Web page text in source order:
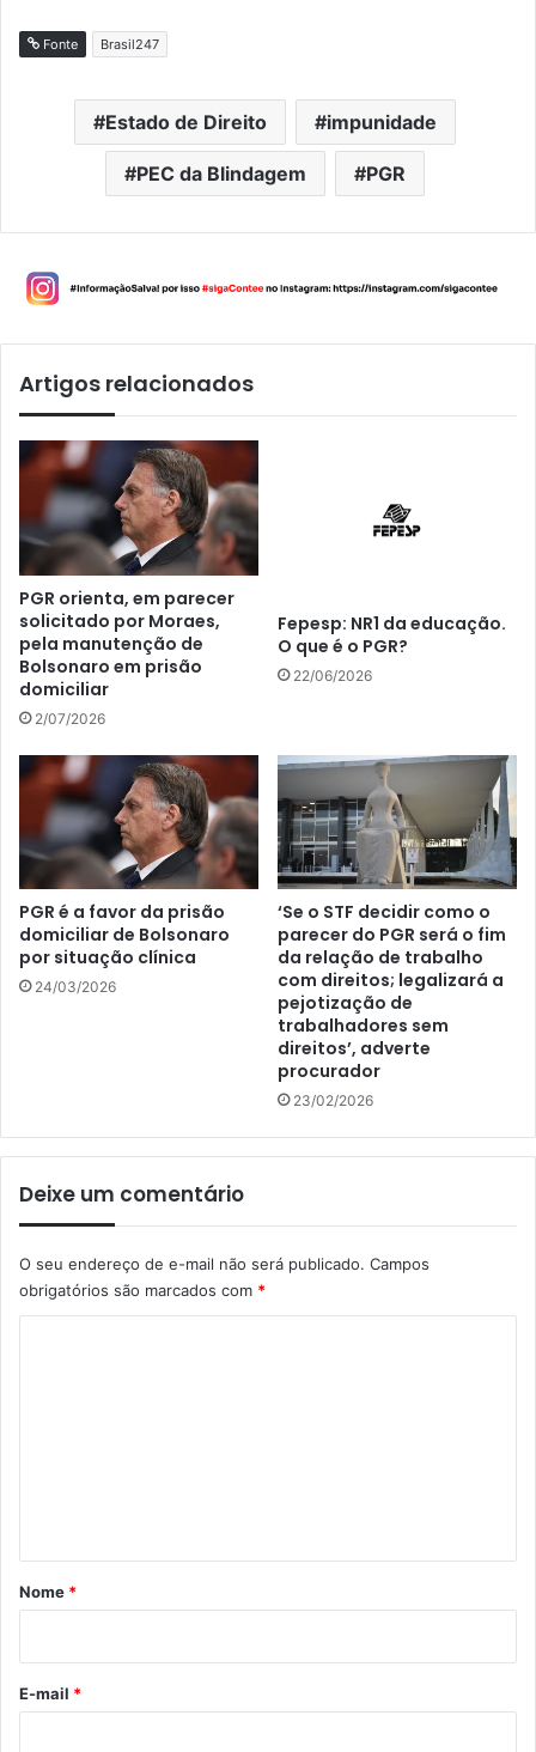
Fonte Brasil247
Estado de Direito impunidade
PEC da Blindagem PGR
Artigos relacionados
PGR orienta, em parecer
solicitado por Moraes,
pela manutenção de
Bolsonaro em prisão
domiciliar
2/07/2026
Fepesp: NR1 da educação.
O que é o PGR?
22/06/2026
PGR é a favor da prisão
domiciliar de Bolsonaro
por situação clínica
24/03/2026
‘Se o STF decidir como o
parecer do PGR será o fim
da relação de trabalho
com direitos; legalizará a
pejotização de
trabalhadores sem
direitos’, adverte
procurador
23/02/2026
Deixe um comentário
O seu endereço de e-mail não será publicado. Campos
obrigatórios são marcados com *
r
*
Nome *
E-mail *